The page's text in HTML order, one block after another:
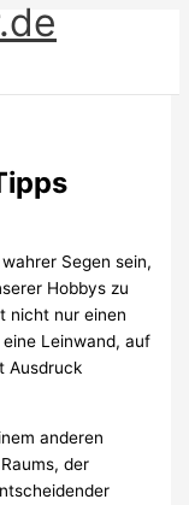
Segen sein,
Hobbys zu
nicht nur einen
Leinwand, auf
Ausdruck
anderen
der